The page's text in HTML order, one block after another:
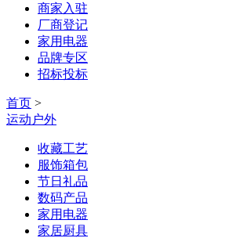
商家入驻
厂商登记
家用电器
品牌专区
招标投标
首页 >
运动户外
收藏工艺
服饰箱包
节日礼品
数码产品
家用电器
家居厨具